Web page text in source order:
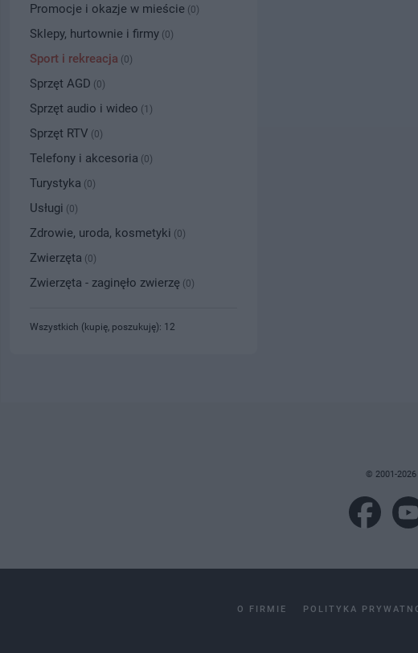
Promocje i okazje w mieście (0)
Sklepy, hurtownie i firmy (0)
Sport i rekreacja (0)
Sprzęt AGD (0)
Sprzęt audio i wideo (1)
Sprzęt RTV (0)
Telefony i akcesoria (0)
Turystyka (0)
Usługi (0)
Zdrowie, uroda, kosmetyki (0)
Zwierzęta (0)
Zwierzęta - zaginęło zwierzę (0)
Wszystkich (kupię, poszukuję): 12
© 2001-
O FIRMIE POLITYKA